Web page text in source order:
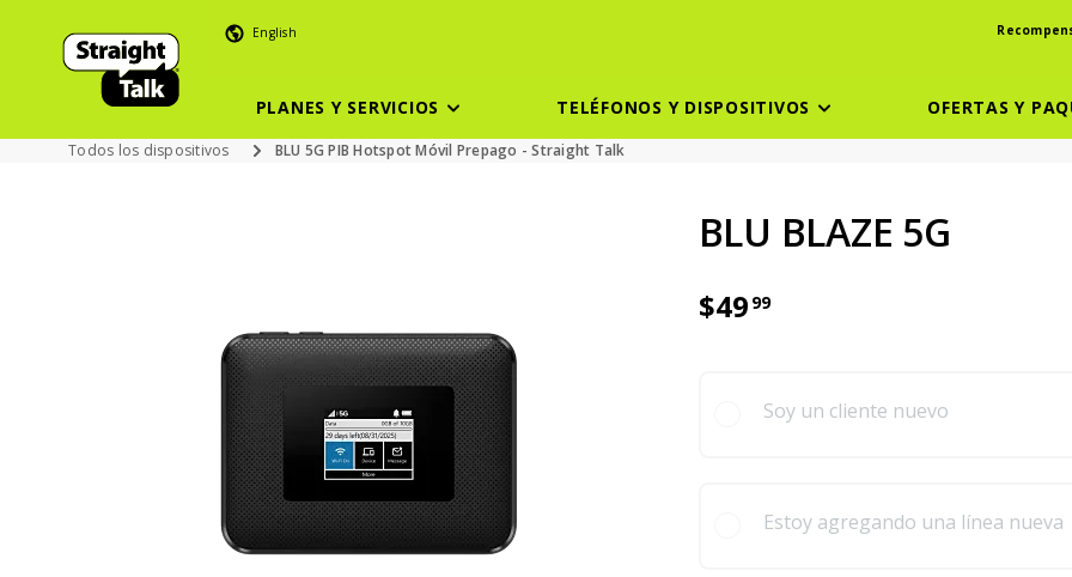
English
PLANES Y SERVICIOS TELÉFONOS Y DISPOSITIVOS OFERTAS Y
Todos los dispositivos BLU 5G PIB Hotspot Móvil Prepago - Straight Talk
BLU BLAZE 5G
$49 99
Soy un cliente nuevo
Estoy agregando una línea nueva